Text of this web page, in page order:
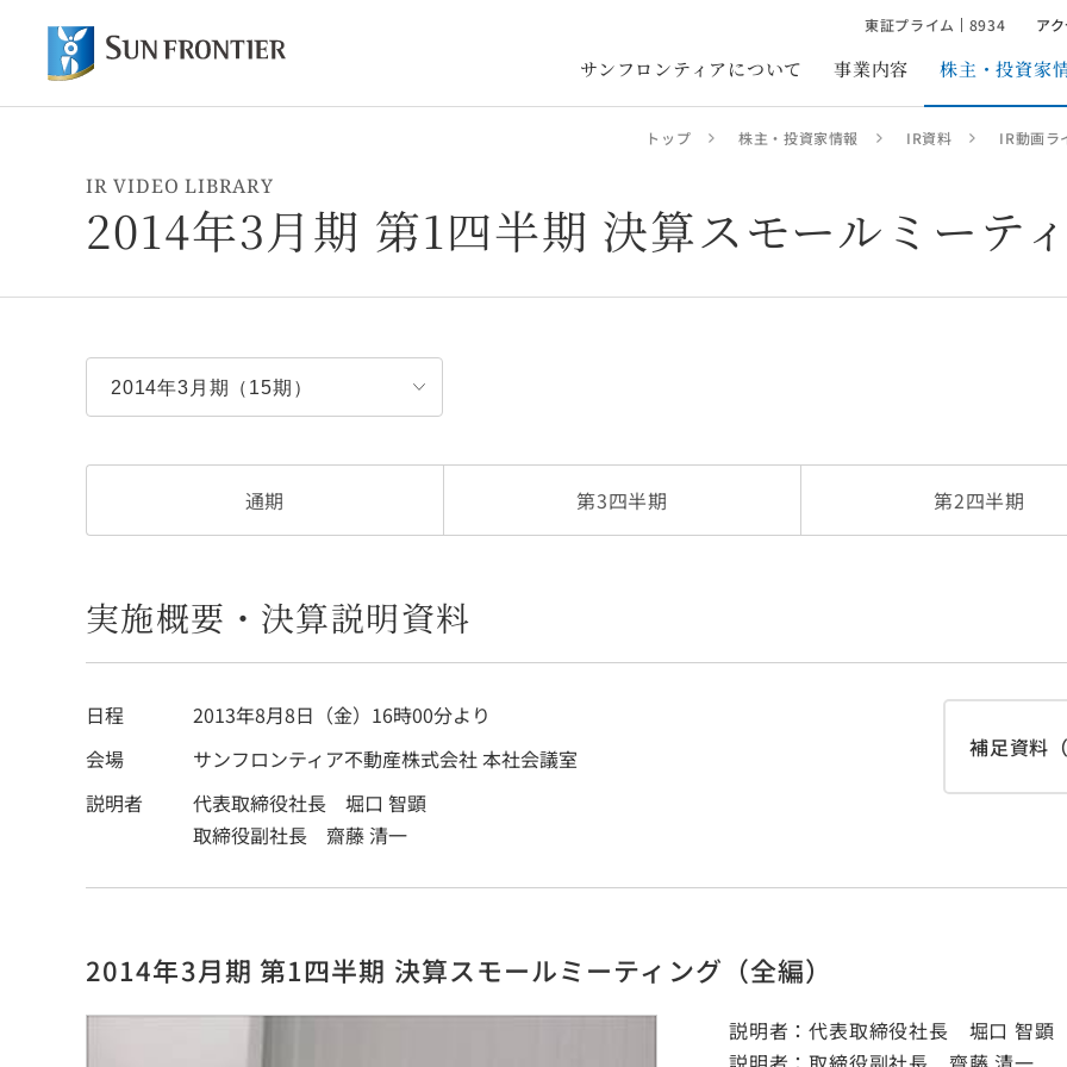
東証プライム 8934 ア
サンフロンティアについて
トップメッセージ
創業者の想い
サンフロンティアの強み
会社概要
組織図
グループ会社一覧
事業内容
リプランニング
ニューヨーク不動産再生
賃貸ビル
プロパティマネジメント
滞納賃料保証
ホテル・観光事
地域創生・観光
株主・投資家
個人投資家の皆様へ
業績・財務情報
IRニュース
IRカレンダー
統合報
IR VIDEO LIBRARY
2014年3月期 第1四半期 決算スモールミーテ
トップ 株主・投資家情報 IR資料 IR動画ラ
通期 第3四半期 第2四半期
実施概要・決算説明資料
日程
2013年8月8日（金）16時00分より
会場
サンフロンティア不動産株式会社 本社会議室
説明者
代表取締役社長 堀口 智顕
取締役副社長 齋藤 清一
補足資料
2014年3月期 第1四半期 決算スモールミーティング（全編）
説明者：代表取締役社長 堀口 智顕